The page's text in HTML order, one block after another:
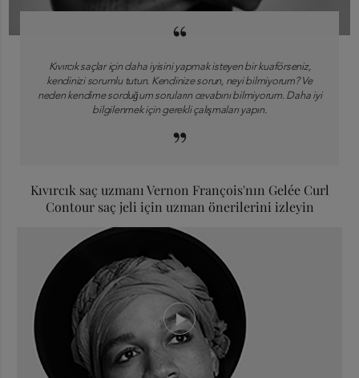
“
Kıvırcık saçlar için daha iyisini yapmak isteyen bir kuaförseniz,
kendinizi sorumlu tutun. Kendinize sorun, neyi bilmiyorum? Ve
neden kendime sorduğum soruların cevabını bilmiyorum. Daha iyi
bilgilenmek için gerekli çalışmaları yapın.
”
Kıvırcık saç uzmanı Vernon François'nın Gelée Curl
Contour saç jeli için uzman önerilerini izleyin